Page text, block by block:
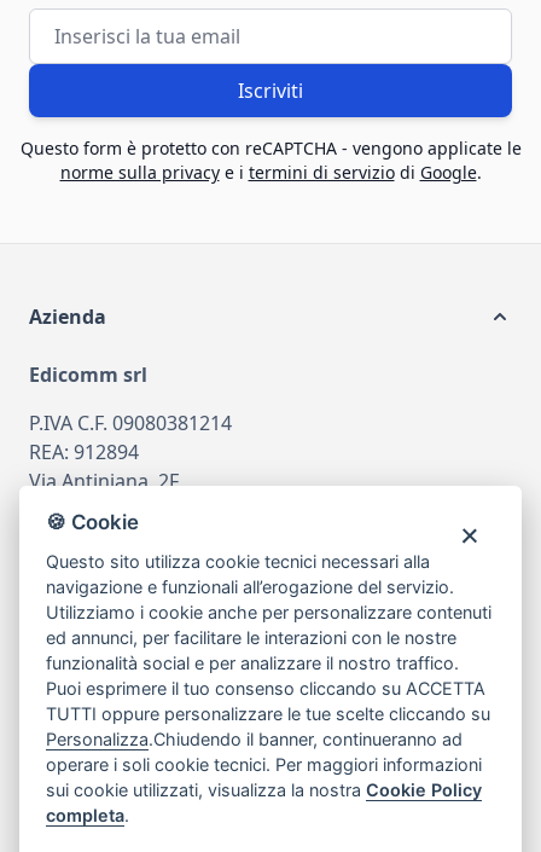
Indirizzo email
Iscriviti
Questo form è protetto con reCAPTCHA - vengono applicate le
norme sulla privacye i termini di serviziodi Google.
Azienda
Edicomm srl
P.IVA C.F. 09080381214
REA: 912894
Via Antiniana, 2F
80078 Pozzuoli
tel081.7515380
emailinfo@edicomm.it
Assistenza Clienti
Chi siamo
My Account
🍪 Cookie
Questo sito utilizza cookie tecnici necessari alla
navigazione e funzionali all’erogazione del servizio.
Utilizziamo i cookie anche per personalizzare contenuti
ed annunci, per facilitare le interazioni con le nostre
funzionalità social e per analizzare il nostro traffico.
Puoi esprimere il tuo consenso cliccando su ACCETTA
TUTTI oppure personalizzare le tue scelte cliccando su
Personalizza.Chiudendo il banner, continueranno ad
operare i soli cookie tecnici. Per maggiori informazioni
sui cookie utilizzati, visualizza la nostraCookie Policy
completa.